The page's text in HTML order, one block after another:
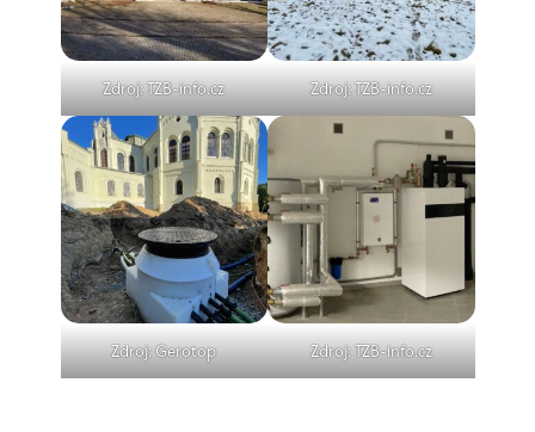
Zdroj: TZB-info.cz Zdroj: TZB-info.cz
Zdroj: Gerotop Zdroj: TZB-info.cz